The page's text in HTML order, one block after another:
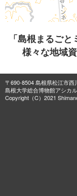
「島根まるご
様々な地域
〒690-8504 島根県松江市西
島根大学総合博物館アシカル
Copyright（C）2021